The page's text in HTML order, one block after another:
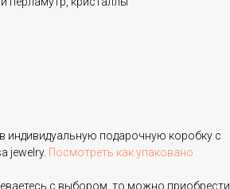
индивидуальную подарочную коробку с
jewelry. Посмотреть как упаковано
с выбором, то можно приобрести